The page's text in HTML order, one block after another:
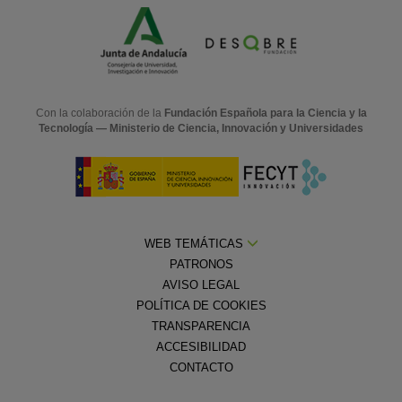
Con la colaboración de la Fundación Española para la Ciencia y la
Tecnología — Ministerio de Ciencia, Innovación y Universidades
WEB TEMÁTICAS
PATRONOS
AVISO LEGAL
POLÍTICA DE COOKIES
TRANSPARENCIA
ACCESIBILIDAD
CONTACTO